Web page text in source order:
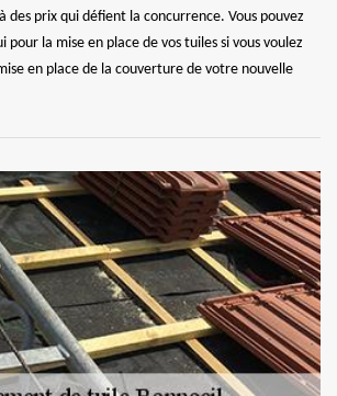
des prix qui défient la concurrence. Vous pouvez
pour la mise en place de vos tuiles si vous voulez
en place de la couverture de votre nouvelle